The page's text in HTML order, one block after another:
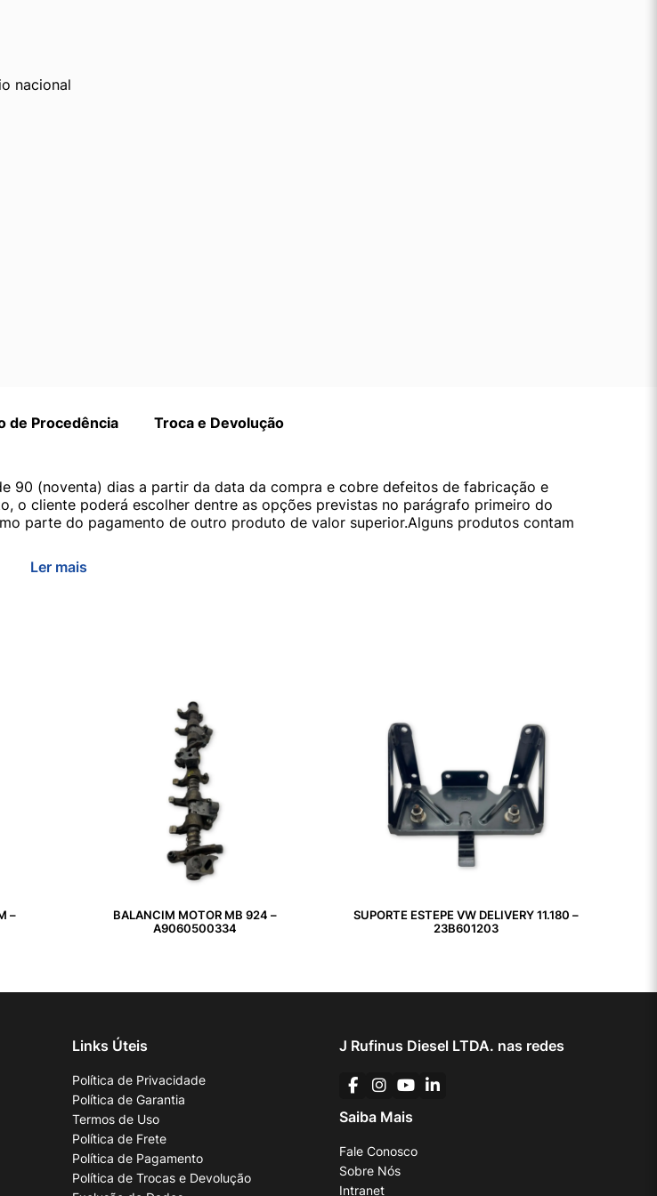
nacional
de Procedência Troca e Devolução
90 (noventa) dias a partir da data da compra e cobre defeitos de fabricação e
o cliente poderá escolher dentre as opções previstas no parágrafo primeiro do
parte do pagamento de outro produto de valor superior.Alguns produtos contam
Ler mais
–
BALANCIM MOTOR MB 924 –
A9060500334
SUPORTE ESTEPE VW DELIVERY 11.180 –
23B601203
Links Úteis
Política de Privacidade
Política de Garantia
Termos de Uso
Política de Frete
Política de Pagamento
Política de Trocas e Devolução
J Rufinus Diesel LTDA. nas redes
Saiba Mais
Fale Conosco
Sobre Nós
Intranet